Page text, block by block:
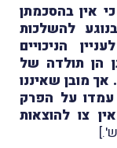
אין בהסכמתן
להשלכות
הניכויים
הן תולדה של
מובן שאיננו
עמדו על הפרק
צו להוצאות